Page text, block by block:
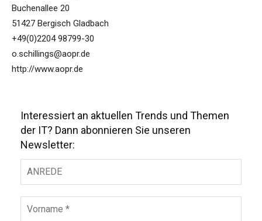
Buchenallee 20
51427 Bergisch Gladbach
+49(0)2204 98799-30
o.schillings@aopr.de
http://www.aopr.de
Interessiert an aktuellen Trends und Themen
der IT? Dann abonnieren Sie unseren
Newsletter: